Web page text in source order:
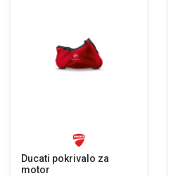
Ducati pokrivalo za
motor